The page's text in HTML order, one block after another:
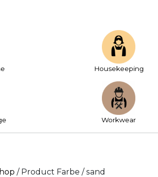
House­keeping
Workwear
/ Product Farbe / sand